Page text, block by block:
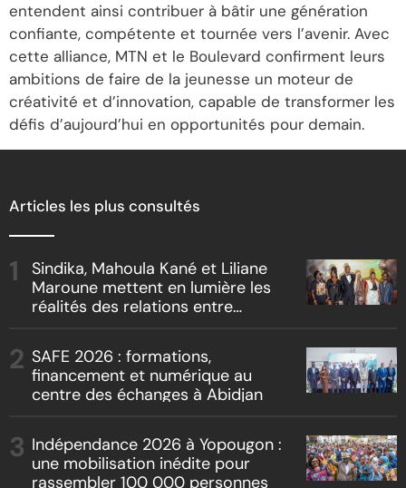
entendent ainsi contribuer à bâtir une génération
confiante, compétente et tournée vers l’avenir. Avec
cette alliance, MTN et le Boulevard confirment leurs
ambitions de faire de la jeunesse un moteur de
créativité et d’innovation, capable de transformer les
défis d’aujourd’hui en opportunités pour demain.
Articles les plus consultés
Sindika, Mahoula Kané et Liliane
Maroune mettent en lumière les
réalités des relations entre
« Boss vs Boss »
SAFE 2026 : formations,
financement et numérique au
centre des échanges à Abidjan
Indépendance 2026 à Yopougon :
une mobilisation inédite pour
rassembler 100 000 personnes